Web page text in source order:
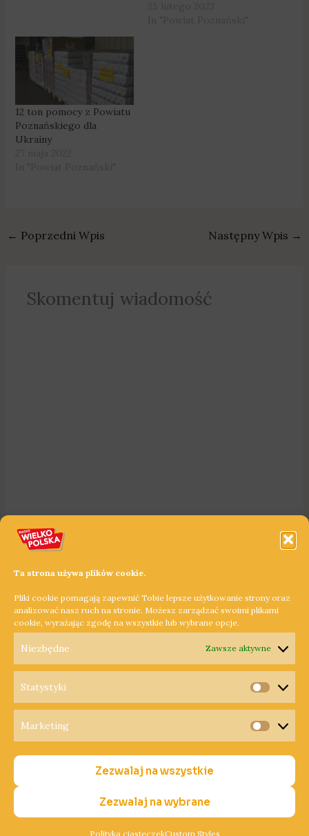
Ta strona używa plików cookie.
Pliki cookie pomagają zapewnić Tobie lepsze użytkowanie strony oraz
analizować nasz ruch na stronie. Możesz zarządzać swoimi plikami
cookie, wyrażając zgodę na wszystkie lub wybrane opcje.
Niezbędne Zawsze aktywne
Statystyki
Marketing
Zezwalaj na wszystkie
Zezwalaj na wybrane
Polityka ciasteczekCustom Styles
12 ton pomocy z Powiatu
Poznańskiego dla
Ukrainy
← Poprzedni Wpis Następny Wpis →
Skomentuj wiadomość
Polityka Cookies